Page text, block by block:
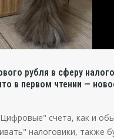
рубля в сферу
в первом чтении —
счета, как и
налоговики, также